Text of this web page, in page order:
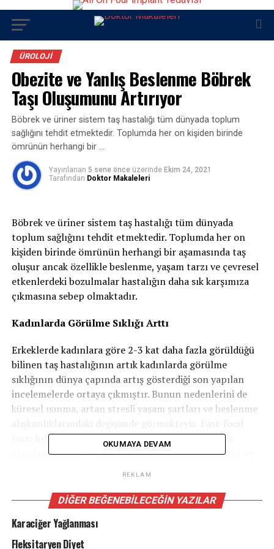
ÜROLOJI
Obezite ve Yanlış Beslenme Böbrek
Taşı Oluşumunu Artırıyor
Böbrek ve üriner sistem taş hastalığı tüm dünyada toplum
sağlığını tehdit etmektedir. Toplumda her on kişiden birinde
ömrünün herhangi bir …
Yayınlanan 5 sene önce üzerinde Ekim 24, 2021
Tarafından Doktor Makaleleri
Böbrek ve üriner sistem taş hastalığı tüm dünyada
toplum sağlığını tehdit etmektedir. Toplumda her on
kişiden birinde ömrünün herhangi bir aşamasında taş
oluşur ancak özellikle beslenme, yaşam tarzı ve çevresel
etkenlerdeki bozulmalar hastalığın daha sık karşımıza
çıkmasına sebep olmaktadır.
Kadınlarda Görülme Sıklığı Arttı
Erkeklerde kadınlara göre 2-3 kat daha fazla görüldüğü
bilinen taş hastalığının artık kadınlarda görülme
sıklığının dünya çapında artış gösterdiği son yapılan
incelemelerde ortaya çıkmıştır. Bunun nedenlerini de
küresel ısınma, artan stresli yaşam şartları ve beslenme
tarzı beslenme, meşrubatlar, genetiği değiştirilmiş
ürünler, yetersiz ve sağlıksız beslenme, hareketsizlik ve
bozmaktadır.
Tedavi edilmesi ihmal edilen veya sık tekrarlayan taş
hastalığı böbrek fonksiyonlarında kalıcı bozulmaya ve
OKUMAYA DEVAM
REKLAM
DIĞER BEĞENEBILECEĞIN YAZILAR
Karaciğer Yağlanması
Fleksitaryen Diyet